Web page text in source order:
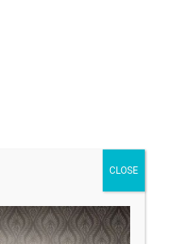
CLOSE